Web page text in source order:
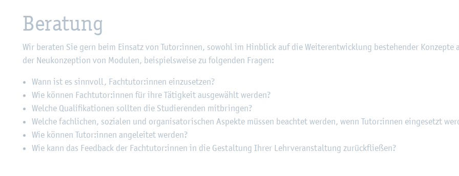
Be­ra­tung
Wir be­ra­ten Sie gern beim Ein­satz von Tutor:innen, so­wohl im Hin­blick auf die Wei­ter­ent­wick­lung be­stehen­der Kon­zep­te
der Neu­kon­zep­ti­on von Mo­du­len, bei­spiels­wei­se zu fol­gen­den Fra­gen:
Wann ist es sinn­voll, Fach­tu­tor:innen ein­zu­set­zen?
Wie kön­nen Fach­tu­tor:innen für ihre Tä­tig­keit aus­ge­wählt wer­den?
Wel­che Qua­li­fi­ka­tio­nen soll­ten die Stu­die­ren­den mit­brin­gen?
Wel­che fach­li­chen, so­zia­len und or­ga­ni­sa­to­ri­schen As­pek­te müs­sen be­ach­tet wer­den, wenn Tutor:innen ein­ge­setzt
Wie kön­nen Tutor:innen an­ge­lei­tet wer­den?
Wie kann das Feed­back der Fach­tu­tor:innen in die Ge­stal­tung Ihrer Lehr­ver­an­stal­tung zu­rück­flie­ßen?